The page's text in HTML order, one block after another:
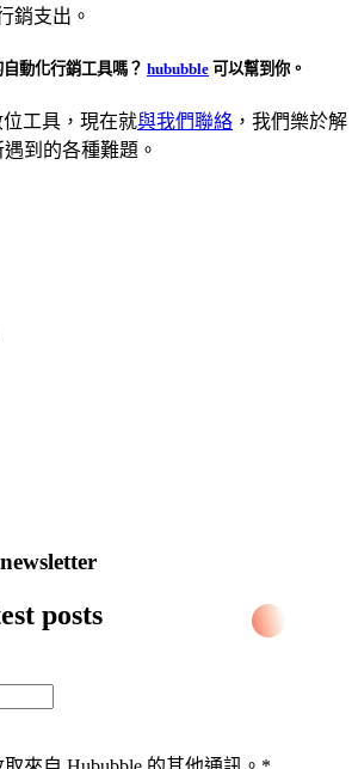
銷支出。
動化行銷工具嗎？ hububble 可以幫到你。
工具，現在就與我們聯絡 ，我們樂於解
到的各種難題。
posts